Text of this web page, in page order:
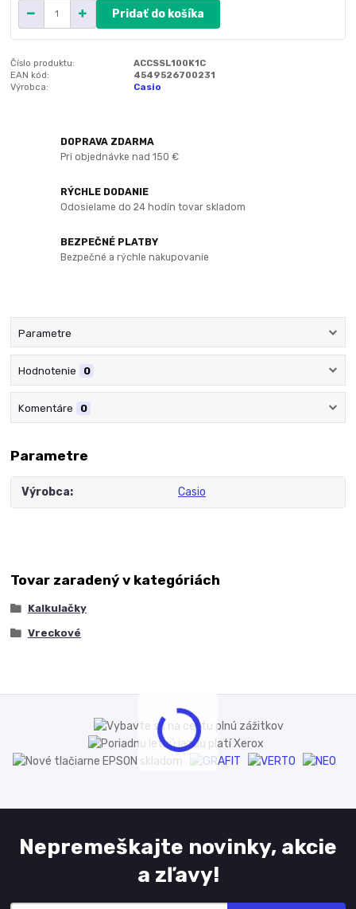
Pridať do košíka
Číslo produktu:
ACCSSL100K1C
EAN kód:
4549526700231
Výrobca:
Casio
DOPRAVA ZDARMA
Pri objednávke nad 150 €
RÝCHLE DODANIE
Odosielame do 24 hodín tovar skladom
BEZPEČNÉ PLATBY
Bezpečné a rýchle nakupovanie
Parametre
Hodnotenie 0
Komentáre 0
Parametre
Výrobca Casio
Tovar zaradený v kategóriách
Kalkulačky
Vreckové
Nepremeškajte novinky, akcie
a zľavy!